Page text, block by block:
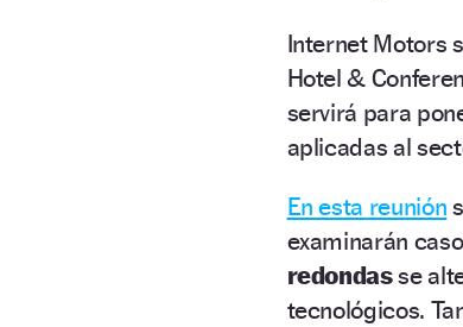
Internet Motors
Hotel &
servirá para
aplicadas al
En esta reunión
examinarán
redondasse
tecnológicos.